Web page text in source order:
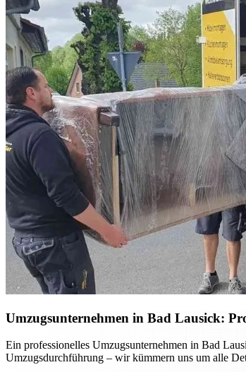
Umzugsunternehmen in Bad Lausick:
Ein professionelles Umzugsunternehmen in Bad
Umzugsdurchführung – wir kümmern uns um alle